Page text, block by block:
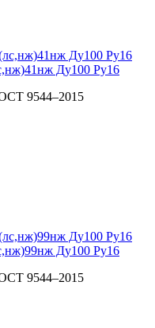
Ду100 Ру16
9544–2015
Ду100 Ру16
9544–2015